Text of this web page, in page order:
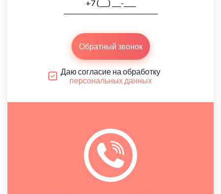
Обратный звонок
Даю согласие на обработку
персональных данных